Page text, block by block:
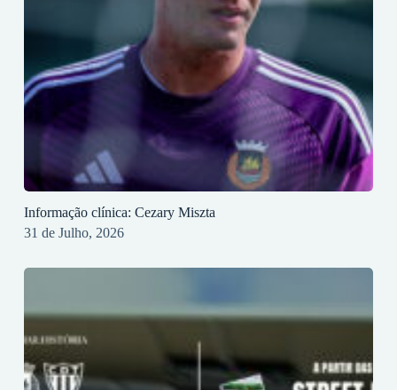
Informação clínica: Cezary Miszta
31 de Julho, 2026